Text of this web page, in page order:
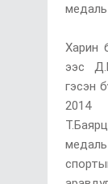
Харин
ээс
гэсэн
2014